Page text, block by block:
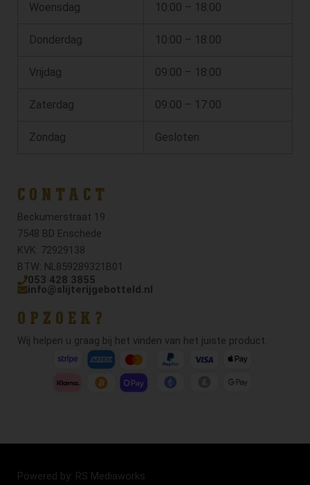
Woensdag 10:00 – 18:00
Donderdag 10:00 – 18:00
Vrijdag 09:00 – 18:00
Zaterdag 09:00 – 17:00
Zondag Gesloten
CONTACT
Beckumerstraat 19
7548 BD Enschede
KVK: 72929138
BTW: NL859289321B01
053 428 3855
info@slijterijgebotteld.nl
OPZOEK?
Wij helpen u graag bij het vinden van het juiste product.
Powered by: RS Mediaworks